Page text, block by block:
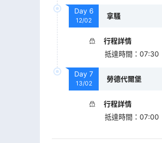
Day 6
12/02
拿騷
行程詳情
抵達時間 ： 07:30
Day 7
13/02
勞德代爾堡
行程詳情
抵達時間 ： 07:00